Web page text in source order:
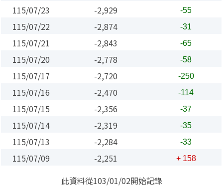
115/07/23 -2,929 -55
115/07/22 -2,874 -31
115/07/21 -2,843 -65
115/07/20 -2,778 -58
115/07/17 -2,720 -250
115/07/16 -2,470 -114
115/07/15 -2,356 -37
115/07/14 -2,319 -35
115/07/13 -2,284 -33
115/07/09 -2,251 + 158
此資料從103/01/02開始記錄